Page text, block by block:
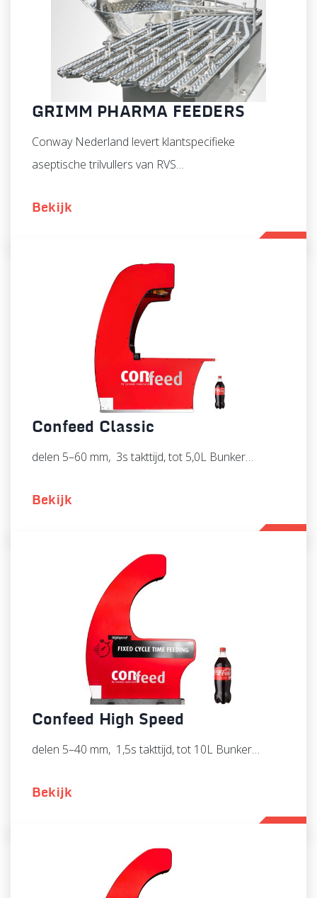
GRIMM PHARMA FEEDERS
Conway Nederland levert klantspecifieke
aseptische trilvullers van RVS…
Bekijk
Confeed Classic
delen 5–60 mm, 3s takttijd, tot 5,0L Bunker…
Bekijk
Confeed High Speed
delen 5–40 mm, 1,5s takttijd, tot 10L Bunker…
Bekijk